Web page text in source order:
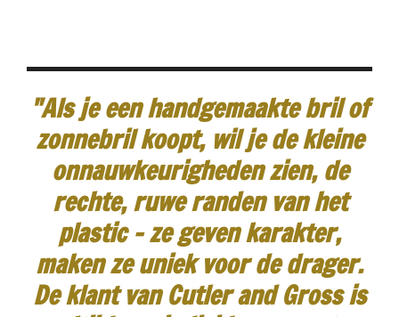
"Als je een handgemaakte bril of
zonnebril koopt, wil je de kleine
onnauwkeurigheden zien, de
rechte, ruwe randen van het
plastic - ze geven karakter,
maken ze uniek voor de drager.
De klant van Cutler and Gross is